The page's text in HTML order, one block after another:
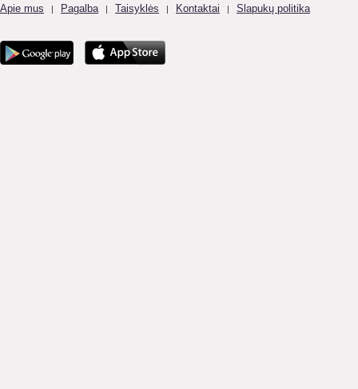
Apie mus | Pagalba | Taisyklės | Kontaktai | Slapukų politika